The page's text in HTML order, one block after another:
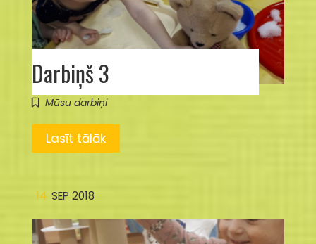
Darbiņš 3
Mūsu darbiņi
Lasīt tālāk
14 SEP 2018